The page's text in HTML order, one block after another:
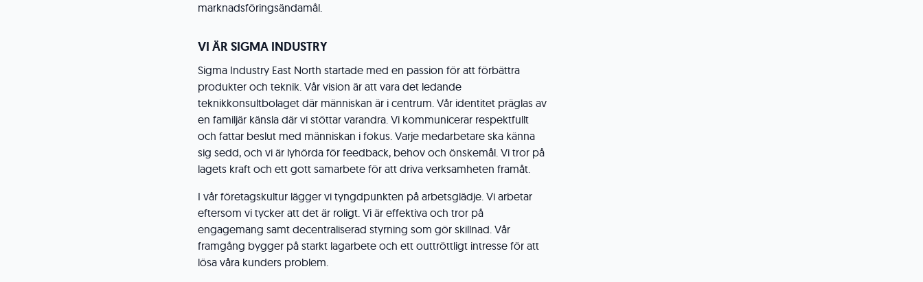
marknadsföringsändamål.
VI ÄR SIGMA INDUSTRY
Sigma Industry East North startade med en passion för att förbättra
produkter och teknik. Vår vision är att vara det ledande
teknikkonsultbolaget där människan är i centrum. Vår identitet präglas av
en familjär känsla där vi stöttar varandra. Vi kommunicerar respektfullt
och fattar beslut med människan i fokus. Varje medarbetare ska känna
sig sedd, och vi är lyhörda för feedback, behov och önskemål. Vi tror på
lagets kraft och ett gott samarbete för att driva verksamheten framåt.
I vår företagskultur lägger vi tyngdpunkten på arbetsglädje. Vi arbetar
eftersom vi tycker att det är roligt. Vi är effektiva och tror på
engagemang samt decentraliserad styrning som gör skillnad. Vår
framgång bygger på starkt lagarbete och ett outtröttligt intresse för att
lösa våra kunders problem.